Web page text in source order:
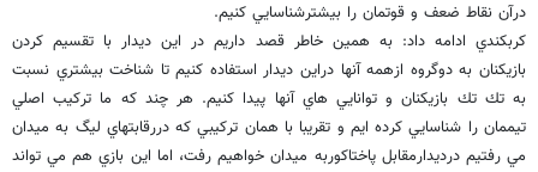
درآن نقاط ضعف و قوتمان را بيشترشناسايي كنيم.
كربكندي ادامه داد: به همين خاطر قصد داريم در اين ديدار با تقسيم كردن
بازيكنان به دوگروه ازهمه آنها دراين ديدار استفاده كنيم تا شناخت بيشتري نسبت
به تك تك بازيكنان و توانايي هاي آنها پيدا كنيم. هر چند كه ما تركيب اصلي
تيممان را شناسايي كرده ايم و تقريبا با همان تركيبي كه دررقابتهاي ليگ به ميدان
مي رفتيم درديدارمقابل پاختاكوربه ميدان خواهيم رفت، اما اين بازي هم مي تواند